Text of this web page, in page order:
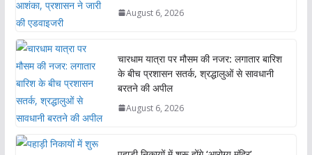
August 6, 2026
चारधाम यात्रा पर मौसम की नजर: लगातार बारिश
के बीच प्रशासन सतर्क, श्रद्धालुओं से सावधानी
बरतने की अपील
August 6, 2026